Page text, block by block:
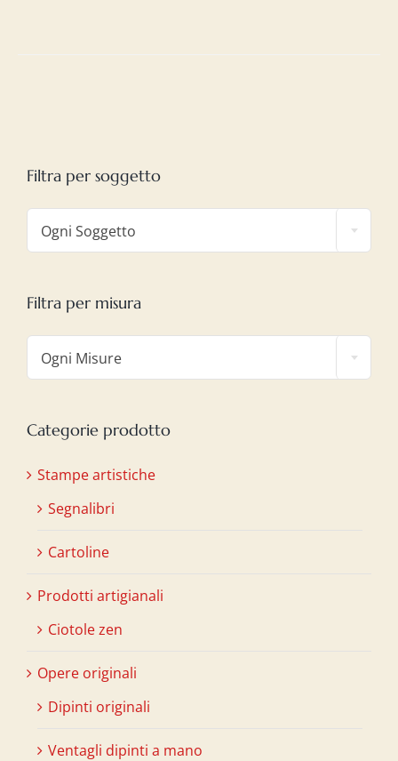
Filtra per soggetto
Ogni Soggetto
Filtra per misura
Ogni Misure
Categorie prodotto
Stampe artistiche
Segnalibri
Cartoline
Prodotti artigianali
Ciotole zen
Opere originali
Dipinti originali
Ventagli dipinti a mano